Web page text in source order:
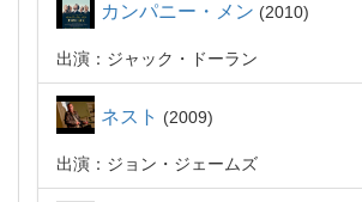
カンパニー・メン 2010
出演：ジャック・ドーラン
ネスト 2009
出演：ジョン・ジェームズ